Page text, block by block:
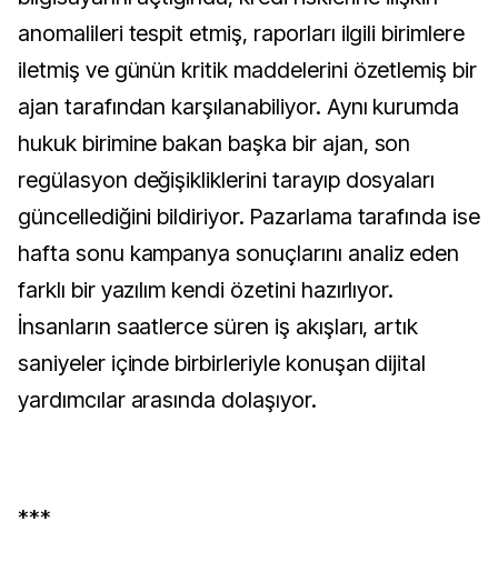
anomalileri tespit etmiş, raporları ilgili birimlere
iletmiş ve günün kritik maddelerini özetlemiş bir
ajan tarafından karşılanabiliyor. Aynı kurumda
hukuk birimine bakan başka bir ajan, son
regülasyon değişikliklerini tarayıp dosyaları
güncellediğini bildiriyor. Pazarlama tarafında ise
hafta sonu kampanya sonuçlarını analiz eden
farklı bir yazılım kendi özetini hazırlıyor.
İnsanların saatlerce süren iş akışları, artık
saniyeler içinde birbirleriyle konuşan dijital
yardımcılar arasında dolaşıyor.
***